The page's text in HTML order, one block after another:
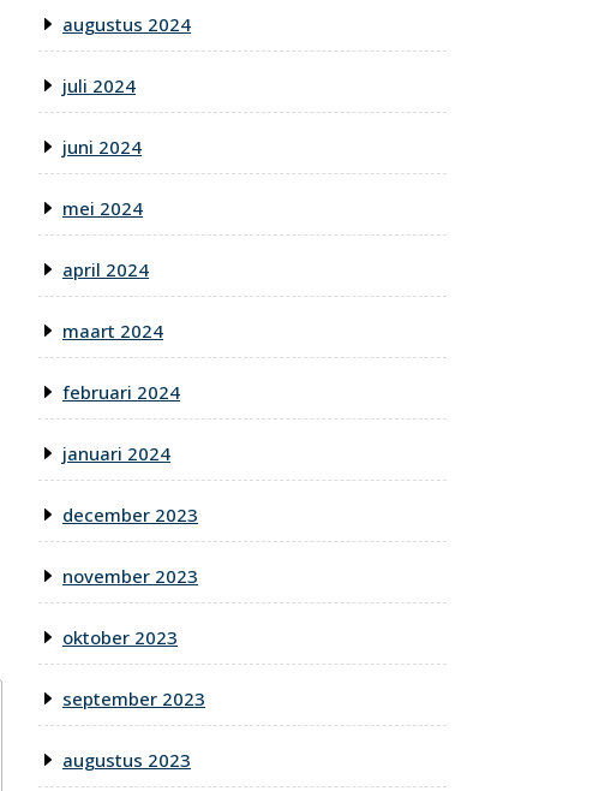
augustus 2024
juli 2024
juni 2024
mei 2024
april 2024
maart 2024
februari 2024
januari 2024
december 2023
november 2023
oktober 2023
september 2023
augustus 2023